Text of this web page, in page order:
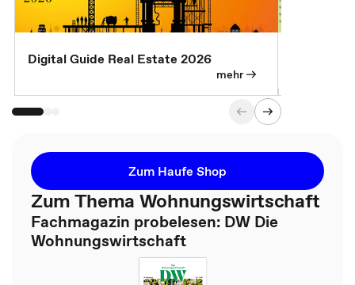
Digital Guide Real Estate 2026
mehr
Zum Haufe Shop
Zum Thema Wohnungswirtschaft
Fachmagazin probelesen: DW Die
Wohnungswirtschaft